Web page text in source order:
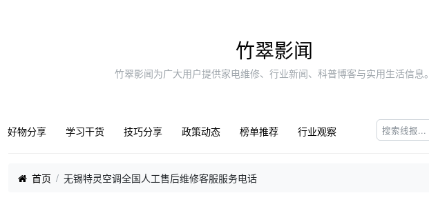
竹翠影闻
竹翠影闻为广大用户提供家电维修、行业新闻、科普博客与实用生活信息
好物分享 学习干货 技巧分享 政策动态 榜单推荐 行业观察
首页 无锡特灵空调全国人工售后维修客服服务电话